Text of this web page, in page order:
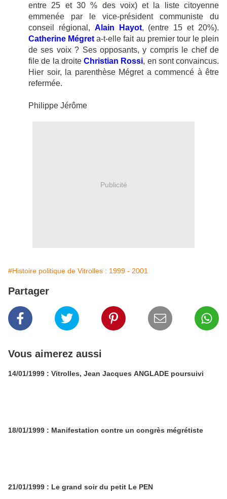
entre 25 et 30 % des voix) et la liste citoyenne
emmenée par le vice-président communiste du
conseil régional, Alain Hayot, (entre 15 et 20%).
Catherine Mégret a-t-elle fait au premier tour le plein
de ses voix ? Ses opposants, y compris le chef de
file de la droite Christian Rossi, en sont convaincus.
Hier soir,
la parenthèse Mégreta commencé à être
refermée.
Philippe Jérôme
Publicité
#Histoire politique de Vitrolles : 1999 - 2001
Partager
Vous aimerez aussi
14/01/1999 : Vitrolles, Jean Jacques ANGLADE poursuivi
18/01/1999 : Manifestation contre un congrès mégrétiste
21/01/1999 : Le grand soir du petit Le PEN